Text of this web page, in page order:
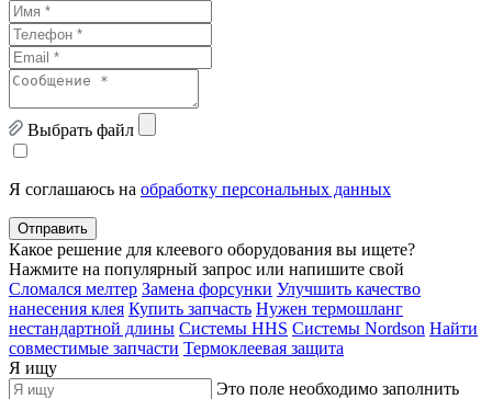
Выбрать файл
Я соглашаюсь на обработку персональных данных
Отправить
Какое решение для клеевого оборудования вы ищете?
Нажмите на популярный запрос или напишите свой
Сломался мелтер Замена форсунки Улучшить качество
нанесения клея Купить запчасть Нужен термошланг
нестандартной длины Системы HHS Системы Nordson Найти
совместимые запчасти Термоклеевая защита
Я ищу
Это поле необходимо заполнить